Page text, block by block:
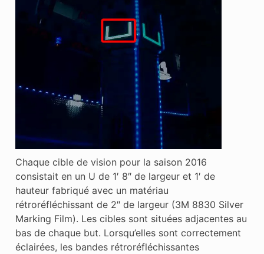
Chaque cible de vision pour la saison 2016
consistait en un U de 1′ 8″ de largeur et 1′ de
hauteur fabriqué avec un matériau
rétroréfléchissant de 2″ de largeur (3M 8830 Silver
Marking Film). Les cibles sont situées adjacentes au
bas de chaque but. Lorsqu’elles sont correctement
éclairées, les bandes rétroréfléchissantes